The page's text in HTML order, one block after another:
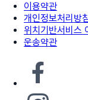
이용약관
개인정보처리방
위치기반서비스
운송약관